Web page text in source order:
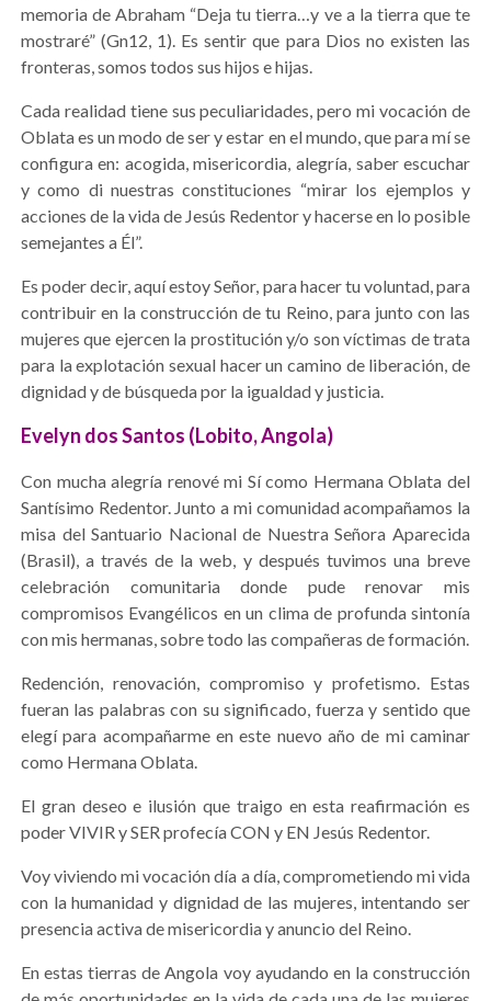
memoria de Abraham “Deja tu tierra…y ve a la tierra que te
mostraré” (Gn12, 1). Es sentir que para Dios no existen las
fronteras, somos todos sus hijos e hijas.
Cada realidad tiene sus peculiaridades, pero mi vocación de
Oblata es un modo de ser y estar en el mundo, que para mí se
configura en: acogida, misericordia, alegría, saber escuchar
y como di nuestras constituciones “mirar los ejemplos y
acciones de la vida de Jesús Redentor y hacerse en lo posible
semejantes a Él”.
Es poder decir, aquí estoy Señor, para hacer tu voluntad, para
contribuir en la construcción de tu Reino, para junto con las
mujeres que ejercen la prostitución y/o son víctimas de trata
para la explotación sexual hacer un camino de liberación, de
dignidad y de búsqueda por la igualdad y justicia.
Evelyn dos Santos (Lobito, Angola)
Con mucha alegría renové mi Sí como Hermana Oblata del
Santísimo Redentor. Junto a mi comunidad acompañamos la
misa del Santuario Nacional de Nuestra Señora Aparecida
(Brasil), a través de la web, y después tuvimos una breve
celebración comunitaria donde pude renovar mis
compromisos Evangélicos en un clima de profunda sintonía
con mis hermanas, sobre todo las compañeras de formación.
Redención, renovación, compromiso y profetismo. Estas
fueran las palabras con su significado, fuerza y sentido que
elegí para acompañarme en este nuevo año de mi caminar
como Hermana Oblata.
El gran deseo e ilusión que traigo en esta reafirmación es
poder VIVIR y SER profecía CON y EN Jesús Redentor.
Voy viviendo mi vocación día a día, comprometiendo mi vida
con la humanidad y dignidad de las mujeres, intentando ser
presencia activa de misericordia y anuncio del Reino.
En estas tierras de Angola voy ayudando en la construcción